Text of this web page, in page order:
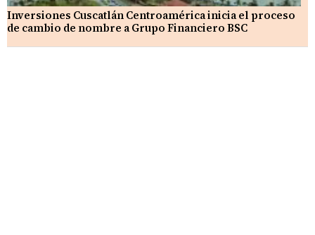
Inversiones Cuscatlán Centroamérica inicia el proceso
de cambio de nombre a Grupo Financiero BSC